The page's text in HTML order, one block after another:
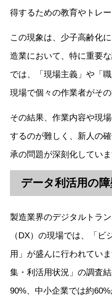
得するための教育やトレ
この現象は、少子高齢化
造業において、特に重要
では、「現場主義」や「
現場で個々の作業者がそ
その結果、作業内容や現
するのが難しく、新人の
承の問題が深刻化していま
データ利活用の
製造業界のデジタルトラ
（DX）の現場では、「
用」が盛んに行われてい
集・利活用状況」の調査
90%、中小企業では約